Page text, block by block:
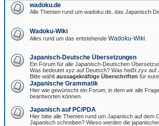
wadoku.de
Alle Themen rund um wadoku.de, das Japanisch-
Wadoku-Wiki
Alles rund um das entstehende Wadoku-Wiki
Japanisch-Deutsche Übersetzungen
Ein Forum für alle Japanisch-Deutschen
Was bedeutet xyz auf Deutsch? Was heißt zyx auf
Bitte wählt aussagekräftige Überschriften für
Japanische Grammatik
Hier wie gewünscht ein Forum, in dem wir alle
beantworten können.
Japanisch auf PC/PDA
Hier bitte alle Themen rund um Japanisch auf dem
Japanisch schreiben? Wieso werden die